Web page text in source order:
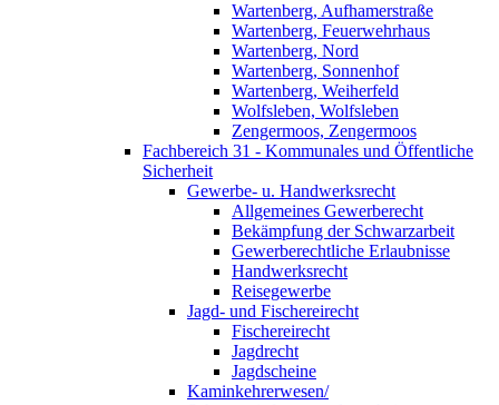
Wartenberg, Aufhamerstraße
Wartenberg, Feuerwehrhaus
Wartenberg, Nord
Wartenberg, Sonnenhof
Wartenberg, Weiherfeld
Wolfsleben, Wolfsleben
Zengermoos, Zengermoos
Fachbereich 31 - Kommunales und Öffentliche
Sicherheit
Gewerbe- u. Handwerksrecht
Allgemeines Gewerberecht
Bekämpfung der Schwarzarbeit
Gewerberechtliche Erlaubnisse
Handwerksrecht
Reisegewerbe
Jagd- und Fischereirecht
Fischereirecht
Jagdrecht
Jagdscheine
Kaminkehrerwesen/